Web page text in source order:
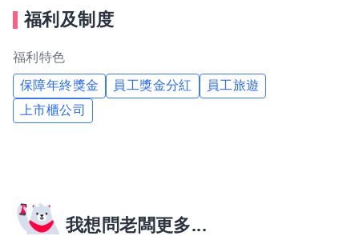
福利及制度
福利特色
保障年終獎金 員工獎金分紅
員工旅遊
上市櫃公司
我想問老闆更多...